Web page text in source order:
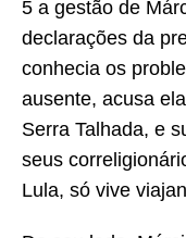
5 a gestão de
declarações da
conhecia os
ausente, acusa
Serra Talhada, e
seus
Lula, só vive